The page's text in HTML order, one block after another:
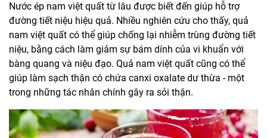
Nước ép nam việt quất từ lâu được biết đến giúp hỗ trợ
đường tiết niệu hiệu quả. Nhiều nghiên cứu cho thấy, quả
nam việt quất có thể giúp chống lại nhiễm trùng đường tiết
niệu, bằng cách làm giảm sự bám dính của vi khuẩn với
bàng quang và niệu đạo. Quả nam việt quất cũng có thể
giúp làm sạch thận có chứa canxi oxalate dư thừa - một
trong những tác nhân chính gây ra sỏi thận.